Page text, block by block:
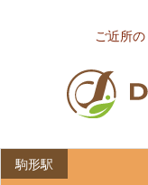
ご近所
駒形駅